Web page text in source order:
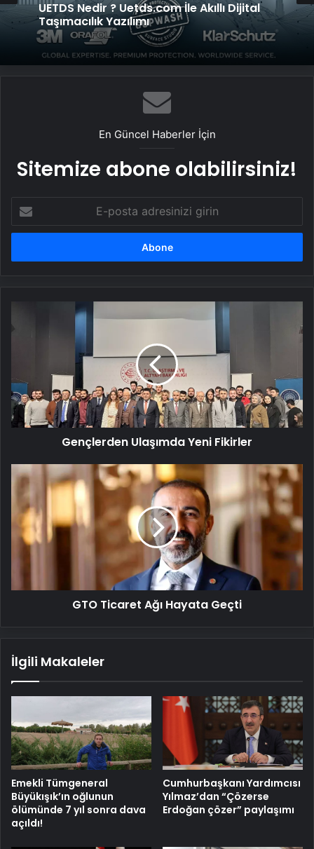
UETDS Nedir ? Uetds.com İle Akıllı Dijital
Taşımacılık Yazılımı
En Güncel Haberler İçin
Sitemize abone olabilirsiniz!
posta
adresinizi
Ulaşımda
Gençlerden Ulaşımda Yeni Fikirler
GTO
Ticaret
Hayata
Geçti
GTO Ticaret Ağı Hayata Geçti
İlgili Makaleler
Emekli Tümgeneral
Büyükışık’ın oğlunun
ölümünde 7 yıl sonra dava
açıldı!
Cumhurbaşkanı Yardımcısı
Yılmaz’dan “Çözerse
Erdoğan çözer” paylaşımı